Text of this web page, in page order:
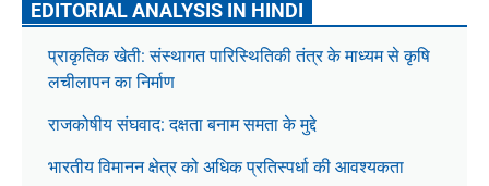
EDITORIAL ANALYSIS IN HINDI
प्राकृतिक खेती: संस्थागत पारिस्थितिकी तंत्र के माध्यम से कृषि
लचीलापन का निर्माण
राजकोषीय संघवाद: दक्षता बनाम समता के मुद्दे
भारतीय विमानन क्षेत्र को अधिक प्रतिस्पर्धा की आवश्यकता